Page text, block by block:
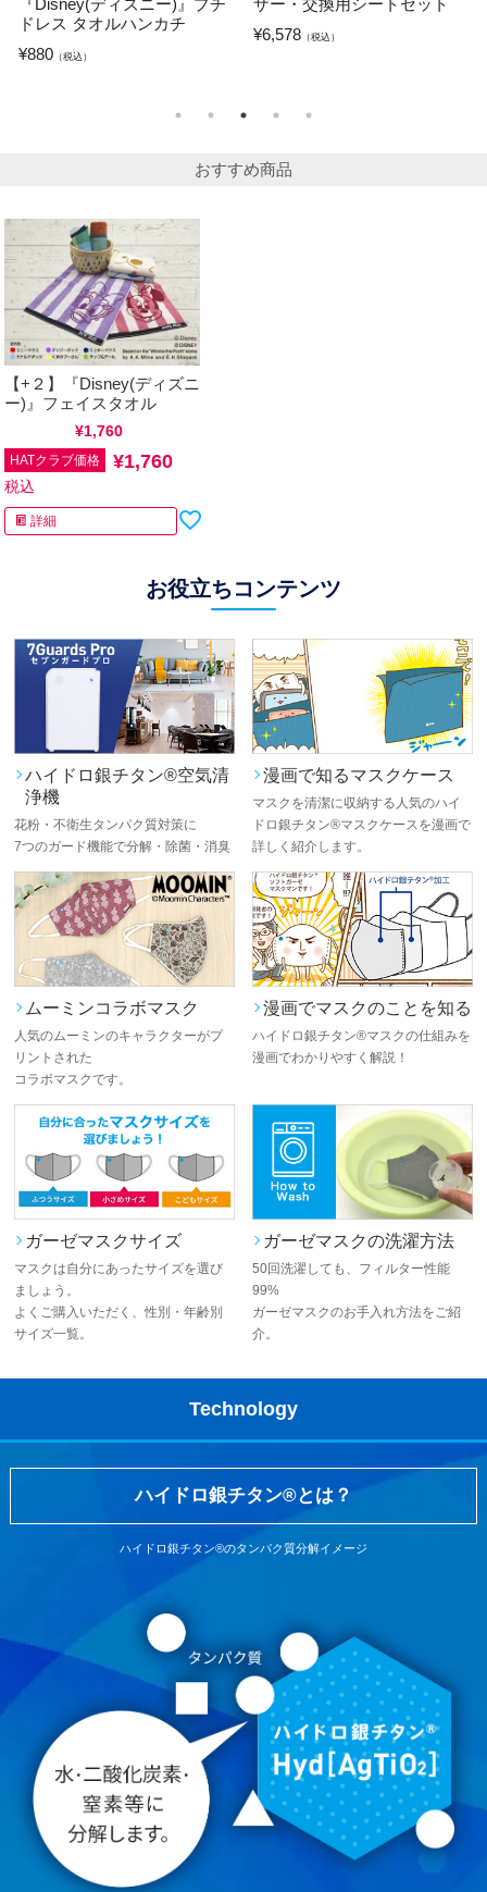
ドレス タオルハンカチ
¥880（税込）
¥6,578（税込）
おすすめ商品
【+２】『Disney(ディズニ
ー)』フェイスタオル
¥1,760
HATクラブ価格 ¥1,760
税込
詳細
お役立ちコンテンツ
ハイドロ銀チタン®空気清
浄機
花粉・不衛生タンパク質対策に
7つのガード機能で分解・除菌・消臭
漫画で知るマスクケース
マスクを清潔に収納する人気のハイ
ドロ銀チタン®マスクケースを漫画で
詳しく紹介します。
ムーミンコラボマスク
人気のムーミンのキャラクターがプ
リントされた
コラボマスクです。
漫画でマスクのことを知る
ハイドロ銀チタン®マスクの仕組みを
漫画でわかりやすく解説！
ガーゼマスクサイズ
マスクは自分にあったサイズを選び
ましょう。
よくご購入いただく、性別・年齢別
サイズ一覧。
ガーゼマスクの洗濯方法
50回洗濯しても、フィルター性能
99%
ガーゼマスクのお手入れ方法をご紹
介。
Technology
ハイドロ銀チタン®とは？
ハイドロ銀チタン®のタンパク質分解イメージ